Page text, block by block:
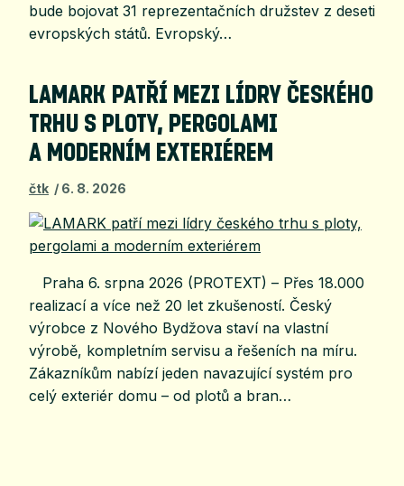
bude bojovat 31 reprezentačních družstev z deseti
evropských států. Evropský…
LAMARK PATŘÍ MEZI LÍDRY ČESKÉHO
TRHU S PLOTY, PERGOLAMI
A MODERNÍM EXTERIÉREM
čtk 6. 8. 2026
Praha 6. srpna 2026 (PROTEXT) – Přes 18.000
realizací a více než 20 let zkušeností. Český
výrobce z Nového Bydžova staví na vlastní
výrobě, kompletním servisu a řešeních na míru.
Zákazníkům nabízí jeden navazující systém pro
celý exteriér domu – od plotů a bran…